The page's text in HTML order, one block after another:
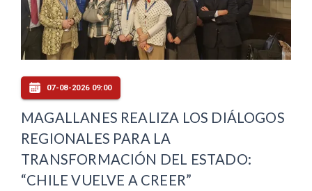
07-08-2026 09:00
MAGALLANES REALIZA LOS DIÁLOGOS
REGIONALES PARA LA
TRANSFORMACIÓN DEL ESTADO:
“CHILE VUELVE A CREER”